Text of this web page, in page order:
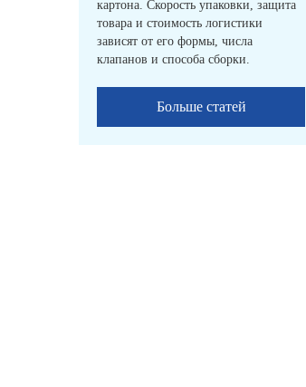
картона. Скорость упаковки, защита
товара и стоимость логистики
зависят от его формы, числа
клапанов и способа сборки.
Больше статей